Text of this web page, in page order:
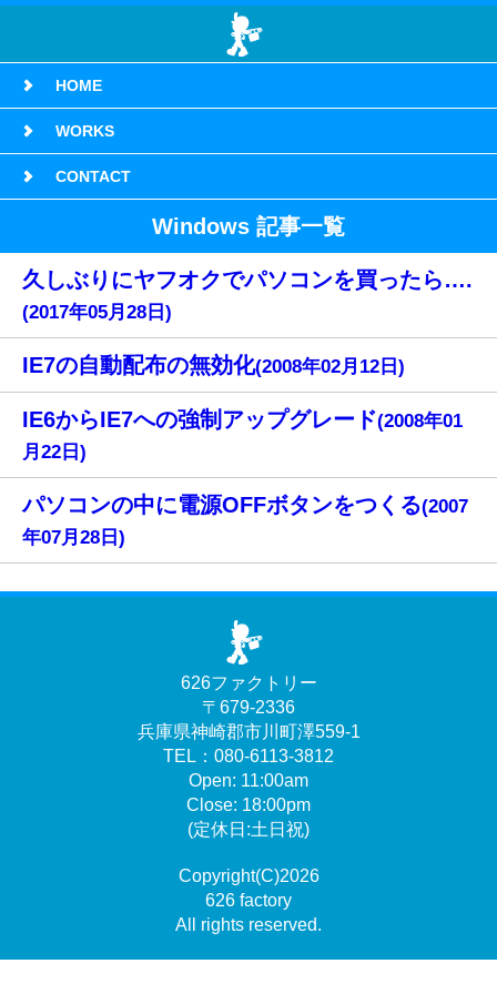
HOME
WORKS
CONTACT
Windows 記事一覧
久しぶりにヤフオクでパソコンを買ったら….
(2017年05月28日)
IE7の自動配布の無効化(2008年02月12日)
IE6からIE7への強制アップグレード(2008年01
月22日)
パソコンの中に電源OFFボタンをつくる(2007
年07月28日)
626ファクトリー
〒679-2336
兵庫県神崎郡市川町澤559-1
TEL：080-6113-3812
Open: 11:00am
Close: 18:00pm
(定休日:土日祝)
Copyright(C)2026
626 factory
All rights reserved.